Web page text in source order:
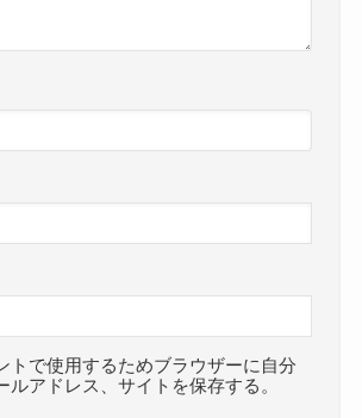
トで使用するためブラウザーに自分
ルアドレス、サイトを保存する。